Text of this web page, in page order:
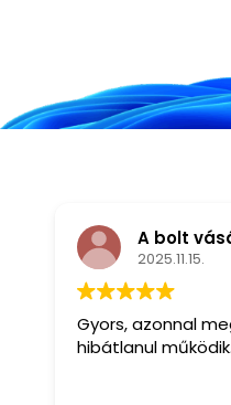
A bolt
2025.11.15.
Gyors, azonnal
hibátlanul működik.